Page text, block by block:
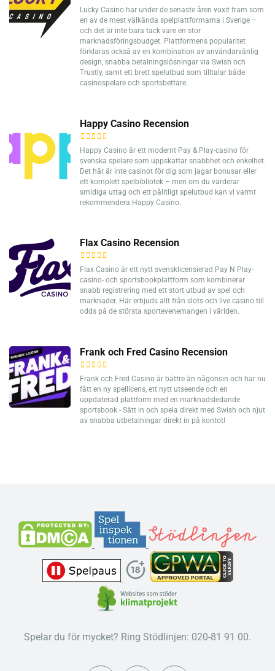
Lucky Casino har under de senaste åren vuxit fram som
en av de mest välkända spelplattformarna i Sverige –
och det är inte bara tack vare en stor
marknadsföringsbudget. Plattformens popularitet
förklaras också av en kombination av användarvänlig
design, snabba betalningslösningar via Swish och
Trustly, samt ett brett spelutbud som tilltalar både
casinospelare och sportsbettare.
Happy Casino Recension
Happy Casino är ett modernt Pay & Play-casino för
svenska spelare som uppskattar snabbhet och enkelhet.
Det här är inte casinot för dig som jagar bonusar eller
ett komplett spelbibliotek – men om du värderar
smidiga uttag och ett pålitligt spelutbud kan vi varmt
rekommendera Happy Casino.
Flax Casino Recension
Flax Casino är ett nytt svensklicensierad Pay N Play-
casino- och sportsbookplattform som kombinerar
snabb registrering med ett stort utbud av spel och
marknader. Här erbjuds allt från slots och live casino till
odds på de största sportevenemangen i världen.
Frank och Fred Casino Recension
Frank och Fred Casino är bättre än någonsin och har nu
fått en ny spellicens, ett nytt utseende och en
uppdaterad plattform med en marknadsledande
sportsbook - Sätt in och spela direkt med Swish och njut
av snabba utbetalningar direkt in på kontot!
Spelar du för mycket? Ring Stödlinjen: 020-81 91 00.